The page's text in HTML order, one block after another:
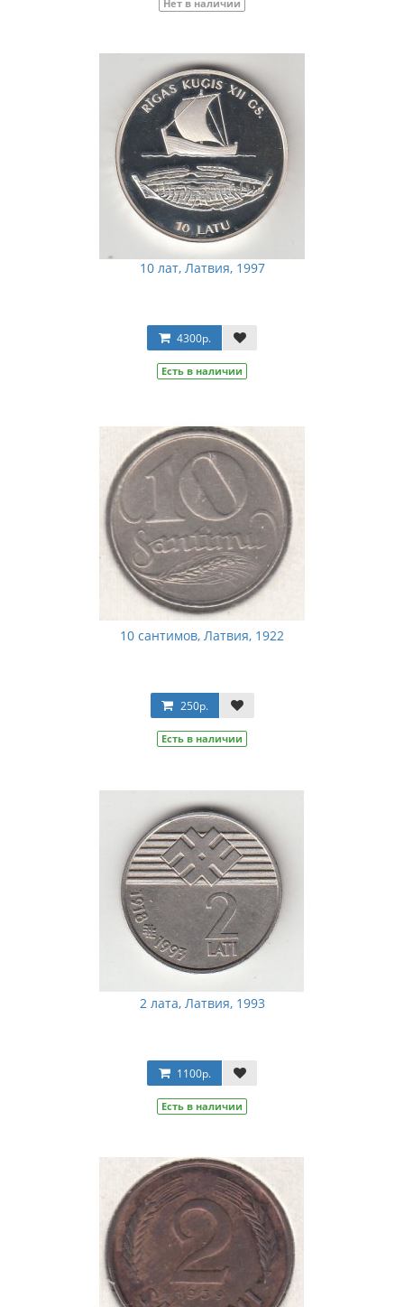
Нет в наличии
10 лат, Латвия, 1997
4300р.
Есть в наличии
10 сантимов, Латвия, 1922
250р.
Есть в наличии
2 лата, Латвия, 1993
1100р.
Есть в наличии